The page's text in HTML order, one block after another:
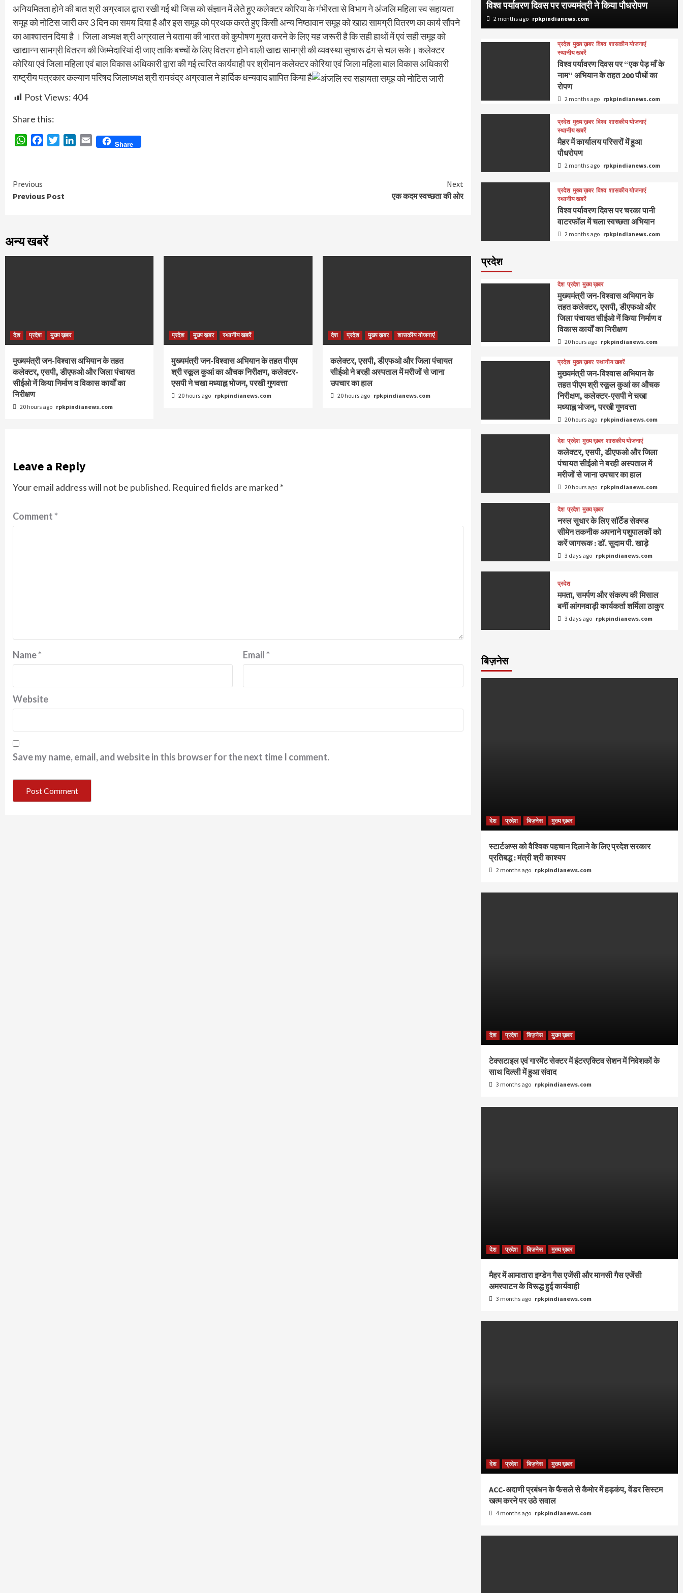
अनियमितता होने की बात श्री अग्रवाल द्वारा रखी गई थी जिस को संज्ञान में लेते हुए कलेक्टर कोरिया के गंभीरता से विभाग ने अंजलि महिला स्व सहायता
समूह को नोटिस जारी कर 3 दिन का समय दिया है और इस समूह को प्रथक करते हुए किसी अन्य निष्ठावान समूह को खाद्य सामग्री वितरण का कार्य सौंपने
का आश्वासन दिया है । जिला अध्यक्ष श्री अग्रवाल ने बताया की भारत को कुपोषण मुक्त करने के लिए यह जरूरी है कि सही हाथों में एवं सही समूह को
खाद्यान्न सामग्री वितरण की जिम्मेदारियां दी जाए ताकि बच्चों के लिए वितरण होने वाली खाद्य सामग्री की व्यवस्था सुचारू ढंग से चल सके। कलेक्टर
कोरिया एवं जिला महिला एवं बाल विकास अधिकारी द्वारा की गई त्वरित कार्यवाही पर श्रीमान कलेक्टर कोरिया एवं जिला महिला बाल विकास अधिकारी
राष्ट्रीय पत्रकार कल्याण परिषद जिलाध्यक्ष श्री रामचंद्र अग्रवाल ने हार्दिक धन्यवाद ज्ञापित किया है
Post Views:404
Share this:
WhatsAppFacebookTwitterLinkedIn
Email Share
Continue
Reading
Previous
Previous Post
Next
एक कदम स्वच्छता की ओर
अन्य खबरें
देश प्रदेश मुख्य ख़बर
मुख्यमंत्री जन-विश्वास अभियान के तहत
कलेक्टर, एसपी, डीएफओ और जिला पंचायत
सीईओ नें किया निर्माण व विकास कार्यों का
निरीक्षण
20 hours ago rpkpindianews.com
प्रदेश मुख्य ख़बर स्थानीय खबरें
मुख्यमंत्री जन-विश्वास अभियान के तहत पीएम
श्री स्कूल कुआं का औचक निरीक्षण, कलेक्टर-
एसपी ने चखा मध्याह्न भोजन, परखी गुणवत्ता
20 hours ago rpkpindianews.com
देश प्रदेश मुख्य ख़बर शासकीय योजनाएं
कलेक्टर, एसपी, डीएफओ और जिला पंचायत
सीईओ ने बरही अस्पताल में मरीजों से जाना
उपचार का हाल
20 hours ago rpkpindianews.com
Leave a Reply
Your email address will not be published. Required fields are marked *
Comment*
Name* Email*
Website
Save my name, email, and website in this browser for the next time I comment.
विश्व पर्यावरण दिवस पर राज्यमंत्री ने किया पौधरोपण
2 months ago rpkpindianews.com
प्रदेश मुख्य ख़बर विश्व शासकीय योजनाएं
स्थानीय खबरें
विश्व पर्यावरण दिवस पर “एक पेड़ माँ के
नाम” अभियान के तहत 200 पौधों का
रोपण
2 months ago rpkpindianews.com
प्रदेश मुख्य ख़बर विश्व शासकीय योजनाएं
स्थानीय खबरें
मैहर में कार्यालय परिसरों में हुआ
पौधरोपण
2 months ago rpkpindianews.com
प्रदेश मुख्य ख़बर विश्व शासकीय योजनाएं
स्थानीय खबरें
विश्व पर्यावरण दिवस पर चरका पानी
वाटरफॉल में चला स्वच्छता अभियान
2 months ago rpkpindianews.com
प्रदेश
देश प्रदेश मुख्य ख़बर
मुख्यमंत्री जन-विश्वास अभियान के
तहत कलेक्टर, एसपी, डीएफओ और
जिला पंचायत सीईओ नें किया निर्माण व
विकास कार्यों का निरीक्षण
20 hours ago rpkpindianews.com
प्रदेश मुख्य ख़बर स्थानीय खबरें
मुख्यमंत्री जन-विश्वास अभियान के
तहत पीएम श्री स्कूल कुआं का औचक
निरीक्षण, कलेक्टर-एसपी ने चखा
मध्याह्न भोजन, परखी गुणवत्ता
20 hours ago rpkpindianews.com
देश प्रदेश मुख्य ख़बर शासकीय योजनाएं
कलेक्टर, एसपी, डीएफओ और जिला
पंचायत सीईओ ने बरही अस्पताल में
मरीजों से जाना उपचार का हाल
20 hours ago rpkpindianews.com
देश प्रदेश मुख्य ख़बर
नस्ल सुधार के लिए सॉर्टेड सेक्स्ड
सीमेन तकनीक अपनाने पशुपालकों को
करें जागरूक : डॉ. सुदाम पी. खाड़े
3 days ago rpkpindianews.com
प्रदेश
ममता, समर्पण और संकल्प की मिसाल
बनीं आंगनवाड़ी कार्यकर्ता शर्मिला ठाकुर
3 days ago rpkpindianews.com
बिज़नेस
देश प्रदेश बिज़नेस मुख्य ख़बर
स्टार्टअप्स को वैश्विक पहचान दिलाने के लिए प्रदेश सरकार
प्रतिबद्ध : मंत्री श्री काश्यप
2 months ago rpkpindianews.com
देश प्रदेश बिज़नेस मुख्य ख़बर
टेक्सटाइल एवं गारमेंट सेक्टर में इंटरएक्टिव सेशन में निवेशकों के
साथ दिल्ली में हुआ संवाद
3 months ago rpkpindianews.com
देश प्रदेश बिज़नेस मुख्य ख़बर
मैहर में आमातारा इण्डेन गैस एजेंसी और मानसी गैस एजेंसी
अमरपाटन के विरूद्ध हुई कार्यवाही
3 months ago rpkpindianews.com
देश प्रदेश बिज़नेस मुख्य ख़बर
ACC-अदाणी प्रबंधन के फैसले से कैमोर में हड़कंप, वेंडर सिस्टम
खत्म करने पर उठे सवाल
4 months ago rpkpindianews.com